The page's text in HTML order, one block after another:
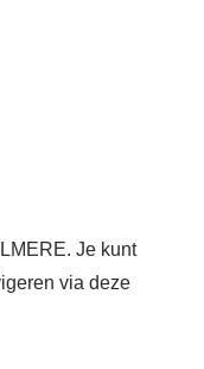
Je kunt
via deze